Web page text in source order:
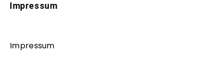
Impressum
Impressum